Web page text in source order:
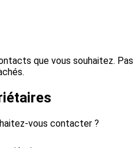
que vous souhaitez. Pas
vous contacter ?